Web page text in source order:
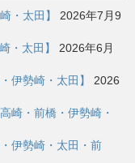
・太田】
2026年7月9
・太田】
2026年6月
伊勢崎・太田】
2026
崎・前橋・伊勢崎・
伊勢崎・太田・前